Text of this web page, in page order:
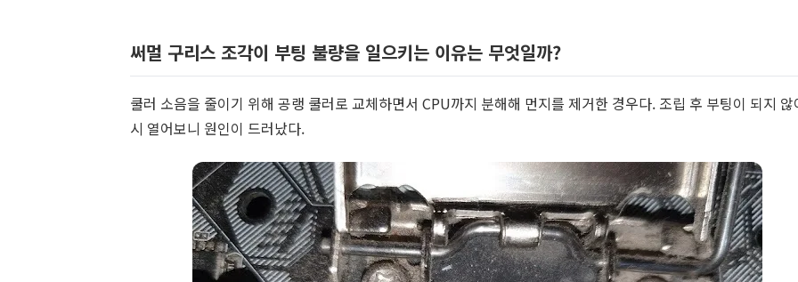
써멀 구리스 조각이 부팅 불량을 일으키는 이유는 무엇일까?
쿨러 소음을 줄이기 위해 공랭 쿨러로 교체하면서 CPU까지 분해해 먼지를 제거한 경우다. 조립 후 부팅이 되지 않
시 열어보니 원인이 드러났다.